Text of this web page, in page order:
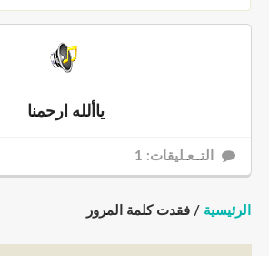
ياألله ارحمنا
التــعـليقات: 1
الرئيسية / فقدت كلمة المرور